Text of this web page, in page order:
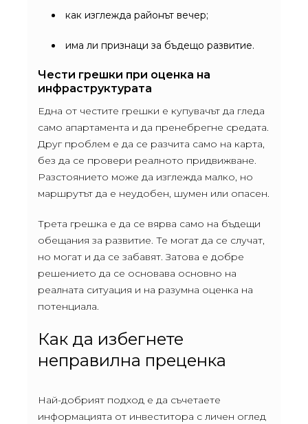
как изглежда районът вечер;
има ли признаци за бъдещо развитие.
Чести грешки при оценка на
инфраструктурата
Една от честите грешки е купувачът да гледа
само апартамента и да пренебрегне средата.
Друг проблем е да се разчита само на карта,
без да се провери реалното придвижване.
Разстоянието може да изглежда малко, но
маршрутът да е неудобен, шумен или опасен.
Трета грешка е да се вярва само на бъдещи
обещания за развитие. Те могат да се случат,
но могат и да се забавят. Затова е добре
решението да се основава основно на
реалната ситуация и на разумна оценка на
потенциала.
Как да избегнете
неправилна преценка
Най-добрият подход е да съчетаете
информацията от инвеститора с личен оглед